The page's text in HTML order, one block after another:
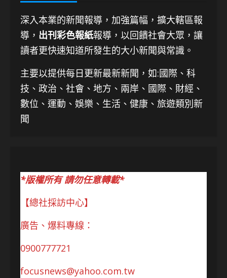
深入本業的新聞報導，加強篇幅，擴大轄區報
導， 出刊彩色報紙報導，以回饋社會大眾，讓
讀者更快速知道所發生的大小新聞與常識。
主要以提供每日更新最新新聞 ，如:國際、科
技、 政治、社會、地方、兩岸、國際、財經、
數位、運動、娛樂、生活、健康、旅遊類別新
聞
*版權所有 請勿任意轉載*
【總社採訪中心】
廣告、爆料專線：
0900777721
focusnews@yahoo.com.tw